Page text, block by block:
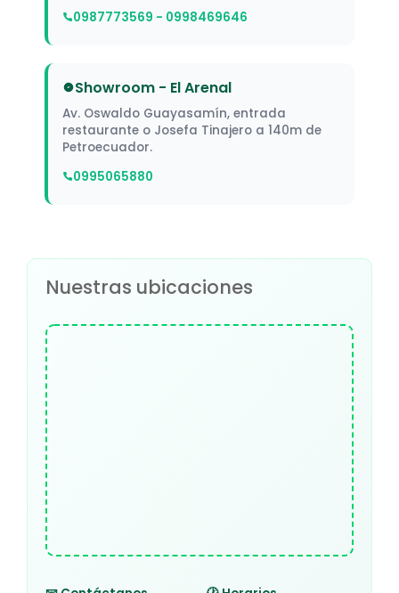
0987773569 - 0998469646
Showroom - El Arenal
Av. Oswaldo Guayasamín, entrada
restaurante o Josefa Tinajero a 140m de
Petroecuador.
0995065880
Nuestras ubicaciones